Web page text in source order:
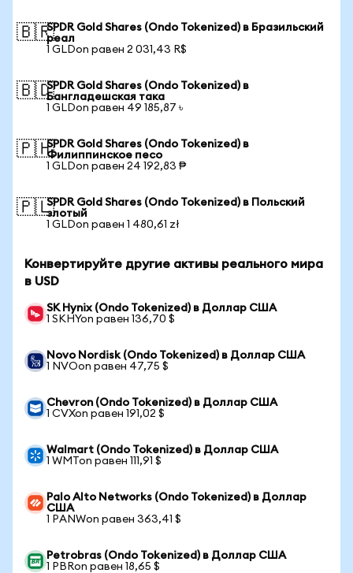
🇧🇷SPDR Gold Shares (Ondo Tokenized) в Бразильский
реал
1 GLDon равен 2 031,43 R$
🇧🇩SPDR Gold Shares (Ondo Tokenized) в
Бангладешская така
1 GLDon равен 49 185,87 ৳
🇵🇭SPDR Gold Shares (Ondo Tokenized) в
Филиппинское песо
1 GLDon равен 24 192,83 ₱
🇵🇱SPDR Gold Shares (Ondo Tokenized) в Польский
злотый
1 GLDon равен 1 480,61 zł
Конвертируйте другие активы реального мира
в USD
SK Hynix (Ondo Tokenized) в Доллар США
1 SKHYon равен 136,70 $
Novo Nordisk (Ondo Tokenized) в Доллар США
1 NVOon равен 47,75 $
Chevron (Ondo Tokenized) в Доллар США
1 CVXon равен 191,02 $
Walmart (Ondo Tokenized) в Доллар США
1 WMTon равен 111,91 $
Palo Alto Networks (Ondo Tokenized) в Доллар
США
1 PANWon равен 363,41 $
Petrobras (Ondo Tokenized) в Доллар США
1 PBRon равен 18,65 $